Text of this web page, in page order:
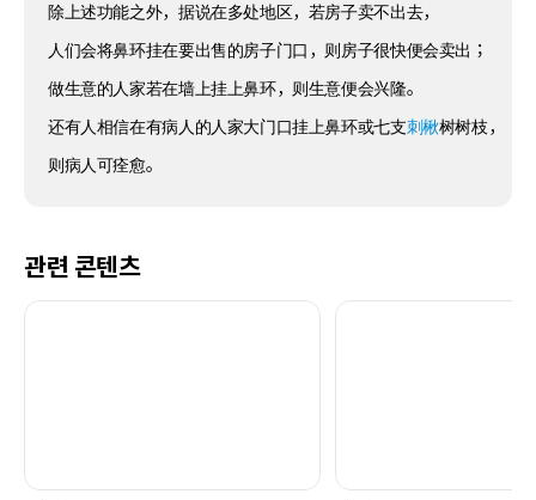
除上述功能之外，据说在多处地区，若房子卖不出去，
人们会将鼻环挂在要出售的房子门口，则房子很快便会卖出；
做生意的人家若在墙上挂上鼻环，则生意便会兴隆。
还有人相信在有病人的人家大门口挂上鼻环或七支刺楸树树枝，
则病人可痊愈。
관련 콘텐츠